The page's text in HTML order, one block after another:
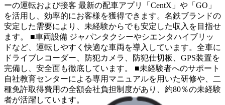
ーの運転および接客 最新の配車アプリ「CentX」や「GO」
を活用し、効率的にお客様を獲得できます。名鉄ブランドの
安定した需要により、未経験からでも安定した収入を目指せ
ます。 ■車両設備 ジャパンタクシーやシエンタハイブリッ
ドなど、運転しやすく快適な車両を導入しています。全車に
ドライブレコーダー、防犯カメラ、防犯仕切板、GPS装置を
完備し、安全面も徹底しています。 ■未経験者へのサポート
自社教育センターによる専用マニュアルを用いた研修や、二
種免許取得費用の全額会社負担制度があり、約80％の未経験
者が活躍しています。